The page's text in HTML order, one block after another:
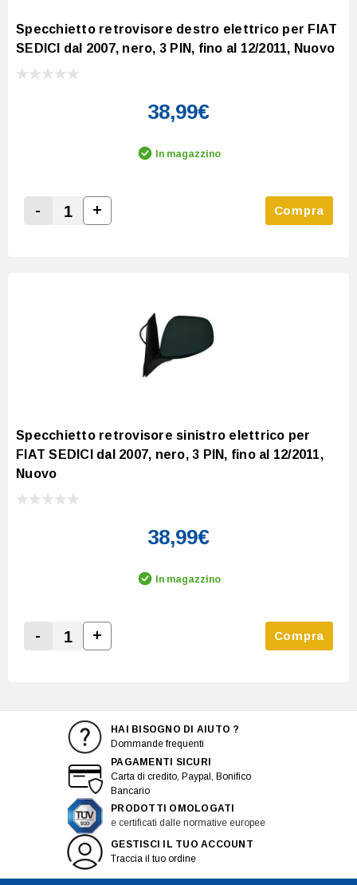
Specchietto retrovisore destro elettrico per FIAT
SEDICI dal 2007, nero, 3 PIN, fino al 12/2011, Nuovo
38,99€
In magazzino
Decrease Quantity:
-
Increase Quantity:
+ Compra
Specchietto retrovisore sinistro elettrico per
FIAT SEDICI dal 2007, nero, 3 PIN, fino al 12/2011,
Nuovo
38,99€
In magazzino
Decrease Quantity:
-
Increase Quantity:
+ Compra
HAI BISOGNO DI AIUTO ?
Dommande frequenti
PAGAMENTI SICURI
Carta di credito, Paypal, Bonifico
Bancario
PRODOTTI OMOLOGATI
e certificati dalle normative europee
GESTISCI IL TUO ACCOUNT
Traccia il tuo ordine